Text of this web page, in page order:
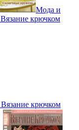
Мода и
крючком
крючком